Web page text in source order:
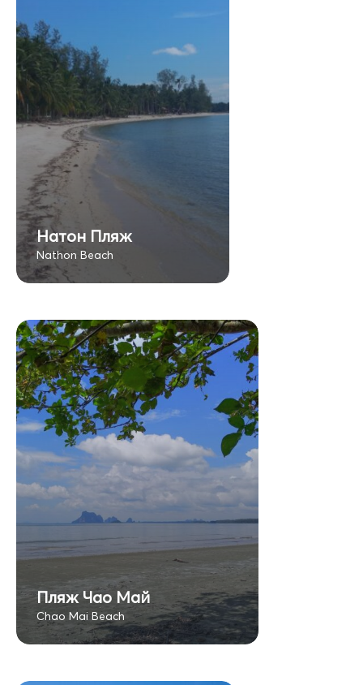
Натон Пляж
Nathon Beach
Пляж Чао Май
Chao Mai Beach